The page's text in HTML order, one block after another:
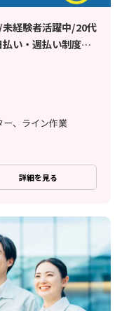
未経験者活躍中/20代
い・週払い制度あ
ー、ライン作業
詳細を見る